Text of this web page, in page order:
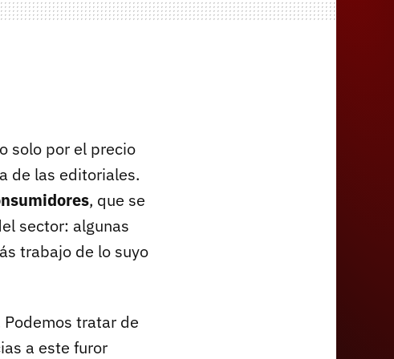
solo por el precio
de las editoriales.
, que se
sector: algunas
trabajo de lo suyo
Podemos tratar de
a este furor